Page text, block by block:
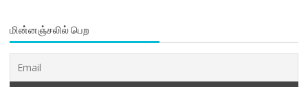
மின்னஞ்சலில் பெற